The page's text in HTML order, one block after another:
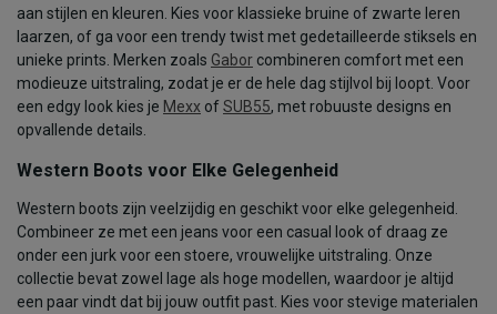
aan stijlen en kleuren. Kies voor klassieke bruine of zwarte leren
laarzen, of ga voor een trendy twist met gedetailleerde stiksels en
unieke prints. Merken zoals Gabor combineren comfort met een
modieuze uitstraling, zodat je er de hele dag stijlvol bij loopt. Voor
een edgy look kies je Mexx ofSUB55, met robuuste designs en
opvallende details.
Western Boots voor Elke Gelegenheid
Western boots zijn veelzijdig en geschikt voor elke gelegenheid.
Combineer ze met een jeans voor een casual look of draag ze
onder een jurk voor een stoere, vrouwelijke uitstraling. Onze
collectie bevat zowel lage als hoge modellen, waardoor je altijd
een paar vindt dat bij jouw outfit past. Kies voor stevige materialen